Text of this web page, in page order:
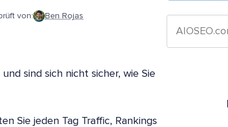
von: Ben Rojas
sind sich nicht sicher, wie Sie
Sie jeden Tag Traffic, Rankings